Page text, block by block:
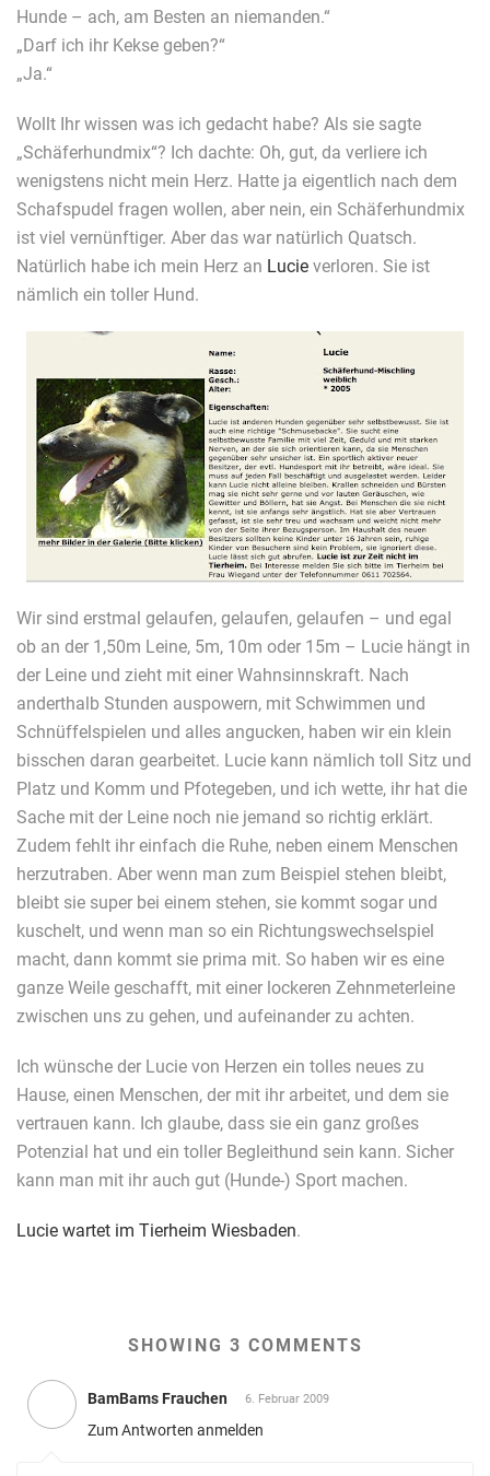
Hunde – ach, am Besten an niemanden.“
„Darf ich ihr Kekse geben?“
„Ja.“
Wollt Ihr wissen was ich gedacht habe? Als sie sagte
„Schäferhundmix“? Ich dachte: Oh, gut, da verliere ich
wenigstens nicht mein Herz. Hatte ja eigentlich nach dem
Schafspudel fragen wollen, aber nein, ein Schäferhundmix
ist viel vernünftiger. Aber das war natürlich Quatsch.
Natürlich habe ich mein Herz an Lucie verloren. Sie ist
nämlich ein toller Hund.
Wir sind erstmal gelaufen, gelaufen, gelaufen – und egal
ob an der 1,50m Leine, 5m, 10m oder 15m – Lucie hängt in
der Leine und zieht mit einer Wahnsinnskraft. Nach
anderthalb Stunden auspowern, mit Schwimmen und
Schnüffelspielen und alles angucken, haben wir ein klein
bisschen daran gearbeitet. Lucie kann nämlich toll Sitz und
Platz und Komm und Pfotegeben, und ich wette, ihr hat die
Sache mit der Leine noch nie jemand so richtig erklärt.
Zudem fehlt ihr einfach die Ruhe, neben einem Menschen
herzutraben. Aber wenn man zum Beispiel stehen bleibt,
bleibt sie super bei einem stehen, sie kommt sogar und
kuschelt, und wenn man so ein Richtungswechselspiel
macht, dann kommt sie prima mit. So haben wir es eine
ganze Weile geschafft, mit einer lockeren Zehnmeterleine
zwischen uns zu gehen, und aufeinander zu achten.
Ich wünsche der Lucie von Herzen ein tolles neues zu
Hause, einen Menschen, der mit ihr arbeitet, und dem sie
vertrauen kann. Ich glaube, dass sie ein ganz großes
Potenzial hat und ein toller Begleithund sein kann. Sicher
kann man mit ihr auch gut (Hunde-) Sport machen.
Lucie wartet im Tierheim Wiesbaden.
SHOWING 3 COMMENTS
BamBams Frauchen 6. Februar 2009
Zum Antworten anmelden